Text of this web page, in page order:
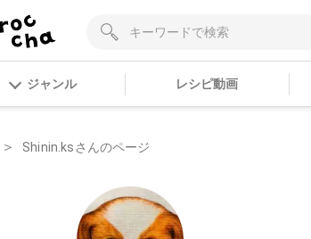
ジャンル レシピ動画
＞ Shinin.ksさんのページ